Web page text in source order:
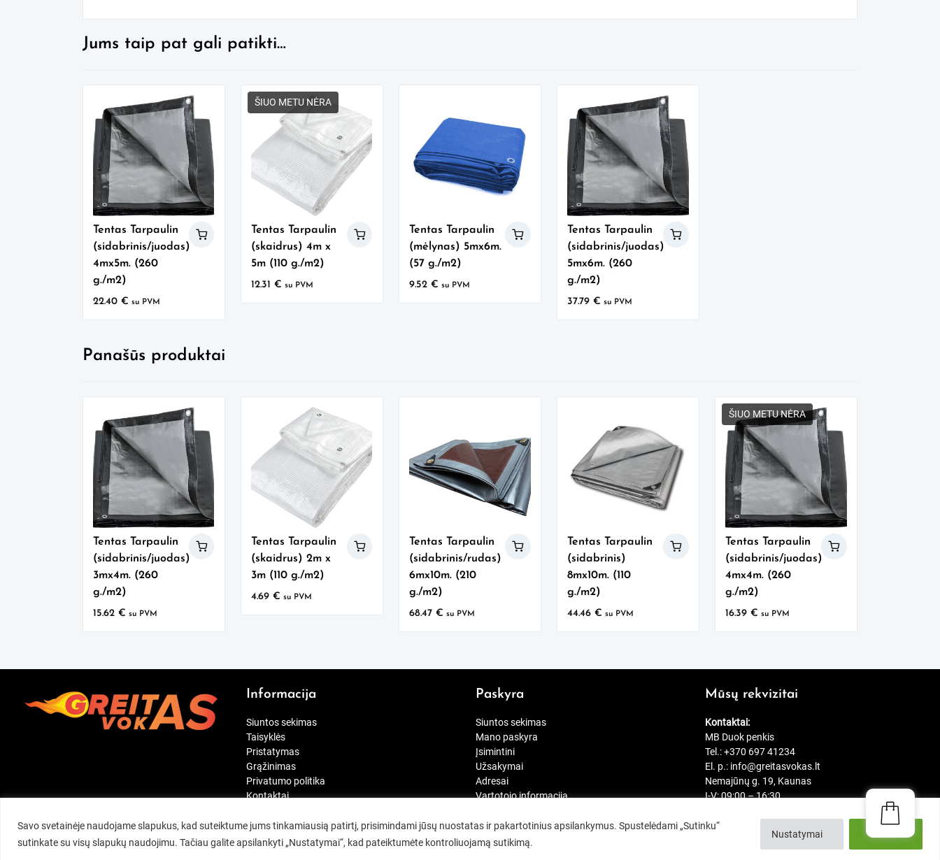
Savo svetainėje naudojame slapukus, kad suteiktume jums tinkamiausią patirtį, prisimindami jūsų nuostatas ir pakartotinius apsilankymus. Spustelėdami „Sutinku“
sutinkate su visų slapukų naudojimu. Tačiau galite apsilankyti „Nustatymai“, kad pateiktumėte kontroliuojamą sutikimą.
Nustatymai Sutinku
Jums taip pat gali patikti…
Tentas Tarpaulin
(sidabrinis/juodas)
4mx5m. (260
g./m2)
22.40€ su PVM
ŠIUO METU NĖRA
Tentas Tarpaulin
(skaidrus) 4m x
5m (110 g./m2)
12.31€ su PVM
Tentas Tarpaulin
(mėlynas) 5mx6m.
(57 g./m2)
9.52€ su PVM
Tentas Tarpaulin
(sidabrinis/juodas)
5mx6m. (260
g./m2)
37.79€ su PVM
Panašūs produktai
Tentas Tarpaulin
(sidabrinis/juodas)
3mx4m. (260
g./m2)
15.62€ su PVM
Tentas Tarpaulin
(skaidrus) 2m x
3m (110 g./m2)
4.69€ su PVM
Tentas Tarpaulin
(sidabrinis/rudas)
6mx10m. (210
g./m2)
68.47€ su PVM
Tentas Tarpaulin
(sidabrinis)
8mx10m. (110
g./m2)
44.46€ su PVM
ŠIUO METU NĖRA
Tentas Tarpaulin
(sidabrinis/juodas)
4mx4m. (260
g./m2)
16.39€ su PVM
Informacija
Siuntos sekimas
Taisyklės
Pristatymas
Grąžinimas
Privatumo politika
Kontaktai
Paskyra
Siuntos sekimas
Mano paskyra
Įsimintini
Užsakymai
Adresai
Vartotojo informacija
Mūsų rekvizitai
Kontaktai:
MB Duok penkis
Tel.:+370 697 41234
El. p.: info@greitasvokas.lt
Nemajūnų g. 19, Kaunas
I-V: 09:00 – 16:30
© 2026greitasvokas.ltDesigned by Themehunk